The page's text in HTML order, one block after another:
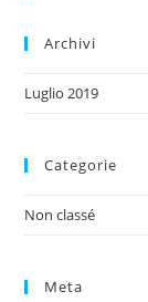
Archivi
Luglio 2019
Categorie
Non classé
Meta